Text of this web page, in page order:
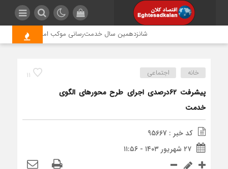
شانزدهمین سال خدمت‌رسانی موکب امام رضا (ع)
11 خانه اجتماعی
پیشرفت ۶۲درصدی اجرای طرح محورهای الگوی
خدمت
کد خبر : 95667
۲۷ شهریور ۱۴۰۳ - ۱۱:۵۶